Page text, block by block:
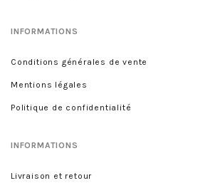
INFORMATIONS
Conditions générales de vente
Mentions légales
Politique de confidentialité
INFORMATIONS
Livraison et retour